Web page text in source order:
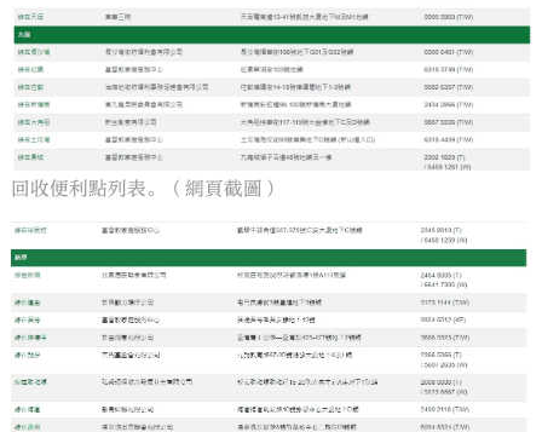
回收便利點列表。（網頁截圖）